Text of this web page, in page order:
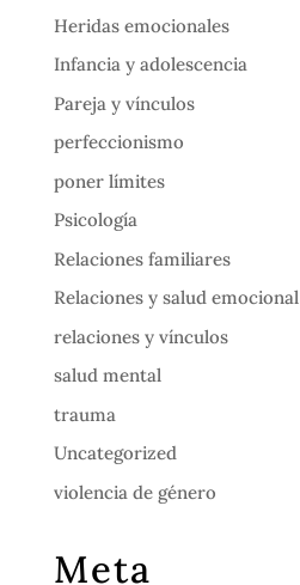
Heridas emocionales
Infancia y adolescencia
Pareja y vínculos
perfeccionismo
poner límites
Psicología
Relaciones familiares
Relaciones y salud emocional
relaciones y vínculos
salud mental
trauma
Uncategorized
violencia de género
Meta